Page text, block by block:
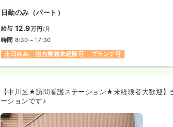
日勤のみ（パート）
給与 12.9万円 /月
時間 8:30～17:30
土日休み
担当業務未経験可 ブランク可
【中川区★訪問看護ステーション★未経験者大歓迎
ーションです♪